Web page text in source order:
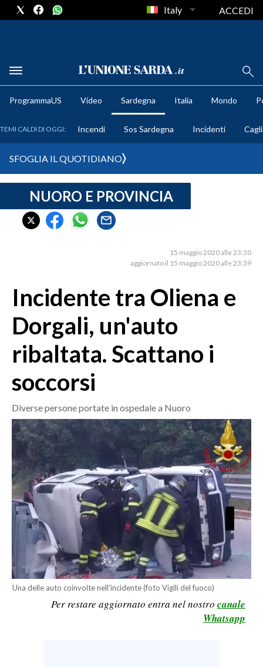
METEO
CRONACA SARDEGNA
CAGLIARI
SASSARI E PROVINCIA
GALLURA
NUORO E PROVINCIA
OGLIASTRA
ITALIA
MONDO
POLITICA
ECONOMIA
SERVIZI ALLE IMPRESE
LAVORO
SPORT IN SARDEGNA
Italy ACCEDI
ProgrammaUS Video Sardegna Italia Mondo
TEMI CALDI DI OGGI: Incendi Sos Sardegna Incidenti
SFOGLIA IL QUOTIDIANO
NUORO E PROVINCIA
15 maggio 2020 alle 23:30
aggiornato il 15 maggio 2020 alle 23:39
Incidente tra Oliena e
Dorgali, un'auto
ribaltata. Scattano i
soccorsi
Diverse persone portate in ospedale a Nuoro
Una delle auto coinvolte nell'incidente (foto Vigili del fuoco)
Per restare aggiornato entra nel nostro canale
Whatsapp